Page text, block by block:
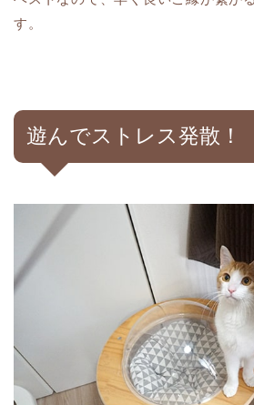
す。
遊んでストレス発散！